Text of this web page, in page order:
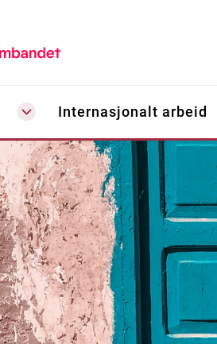
Internasjonalt arbeid